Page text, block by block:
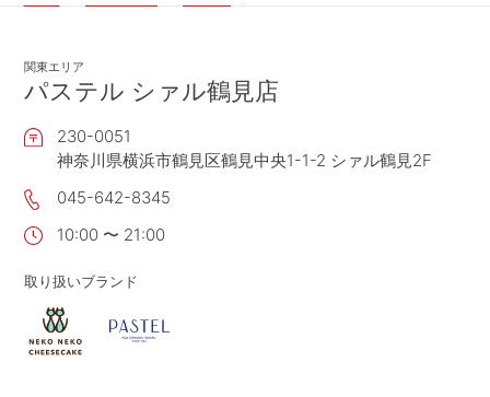
SHOP 店舗情報
ABOUT US 企業情報
CONTACT
APP
PRIVACY POLICY
RECRUIT 2027
関東エリア
パステル シァル鶴見店
230-0051
神奈川県横浜市鶴見区鶴見中央1-1-2 シァル鶴見2F
045-642-8345
10:00 〜 21:00
取り扱いブランド